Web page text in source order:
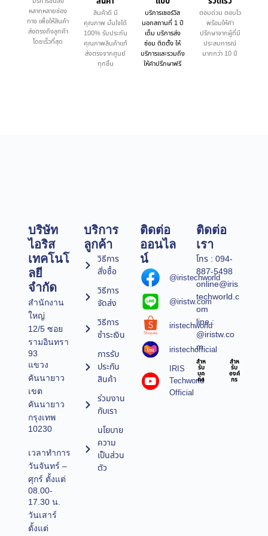
หลากหลายช่อง
ทาง เพื่อให้สินค้า
ส่งตรงถึงลูกค้า
โดยเร็วที่สุด
สินค้าดี มี
คุณภาพ มั่นใจได้
100% รับประกัน
คุณภาพสินค้าแท้
ส่งตรงจากศูนย์
ทุกชิ้น
บริการเซอร์วิส
นอกสถานที่ 1 ปี
เต็ม บริการส่ง
ซ่อม ติดตั้ง ให้
บริการและรวมถึง
ให้คำปรึกษาฟรี
ตอบด่วน ตอบไว
พร้อมให้คำ
ปรึกษาจากผู้ที่มี
ประสบการณ์
มากกว่า 10 ปี
บริษัท
ไอริส
เทคโนโ
ลยี
จำกัด
สำนักงาน
ใหญ่
12/5 ซอย
รามอินทรา
93
แขวง
คันนายาว
เขต
คันนายาว
กรุงเทพ
10230
เวลาทำการ
วันจันทร์ –
ศุกร์ ตั้งแต่
08.00-
17.30 น.
วันเสาร์
ตั้งแต่
บริการ
ลูกค้า
วิธีการ
สั่งซื้อ
วิธีการ
จัดส่ง
วิธีการ
ชำระเงิน
การรับ
ประกัน
สินค้า
ร่วมงาน
กับเรา
นโยบาย
ความ
เป็นส่วน
ตัว
ติดต่อ
ออนไล
น์
@iristechworld
@iristw.com
iristechworld
iristechofficial
IRIS
Techworld
Official
ติดต่อ
เรา
โทร : 094-
887-5498
online@iris
techworld.c
om
line :
@iristw.co
m
สำห
รับ
บุค
คล
สำห
รับ
องค์
กร